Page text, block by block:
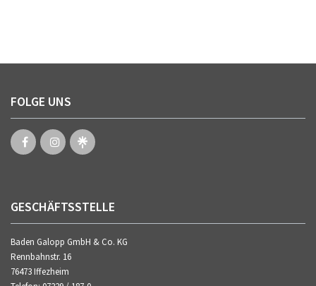
FOLGE UNS
GESCHÄFTSSTELLE
Baden Galopp GmbH & Co. KG
Rennbahnstr. 16
76473 Iffezheim